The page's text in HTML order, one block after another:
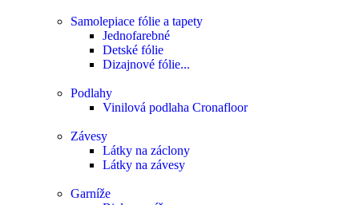
Samolepiace fólie a tapety
Jednofarebné
Detské fólie
Dizajnové fólie...
Podlahy
Vinilová podlaha Cronafloor
Závesy
Látky na záclony
Látky na závesy
Garníže